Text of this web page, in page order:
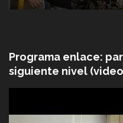
Programa enlace:
siguiente nivel